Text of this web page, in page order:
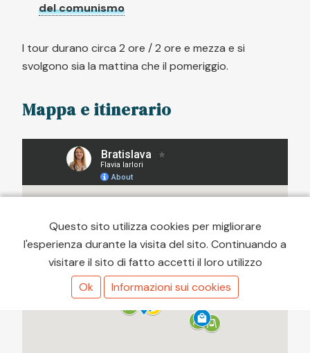
del comunismo
I tour durano circa 2 ore / 2 ore e mezza e si
svolgono sia la mattina che il pomeriggio.
Mappa e itinerario
Questo sito utilizza cookies per migliorare
l'esperienza durante la visita del sito. Continuando a
visitare il sito di fatto accetti il loro utilizzo
Ok
Informazioni sui cookies